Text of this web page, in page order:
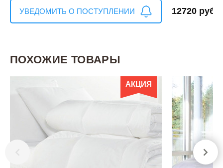
УВЕДОМИТЬ О ПОСТУПЛЕНИИ 12720 руб.
ПОХОЖИЕ ТОВАРЫ
АКЦИЯ